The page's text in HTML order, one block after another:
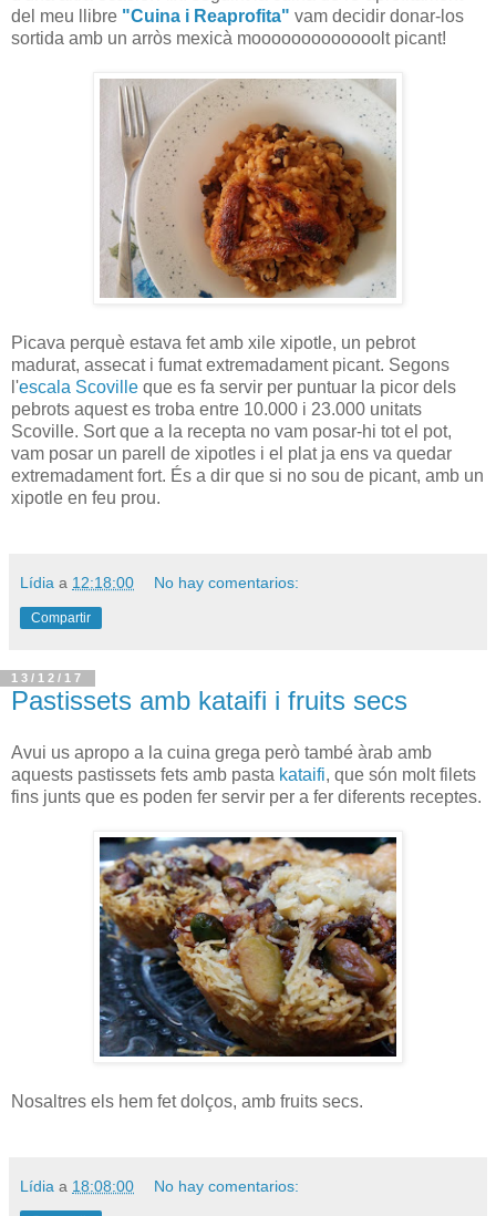
del meu llibre "Cuina i Reaprofita" vam decidir donar-los
sortida amb un arròs mexicà mooooooooooooolt picant!
Picava perquè estava fet amb xile xipotle, un pebrot
madurat, assecat i fumat extremadament picant. Segons
l'escala Scoville que es fa servir per puntuar la picor dels
pebrots aquest es troba entre 10.000 i 23.000 unitats
Scoville. Sort que a la recepta no vam posar-hi tot el pot,
vam posar un parell de xipotles i el plat ja ens va quedar
extremadament fort. És a dir que si no sou de picant, amb un
xipotle en feu prou.
Lídia a 12:18:00 No hay comentarios:
Compartir
13/12/17
Pastissets amb kataifi i fruits secs
Avui us apropo a la cuina grega però també àrab amb
aquests pastissets fets amb pasta kataifi, que són molt filets
fins junts que es poden fer servir per a fer diferents receptes.
Nosaltres els hem fet dolços, amb fruits secs.
Lídia a 18:08:00 No hay comentarios: